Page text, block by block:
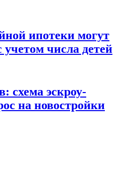
ипотеки могут
учетом числа детей
схема эскроу-
на новостройки